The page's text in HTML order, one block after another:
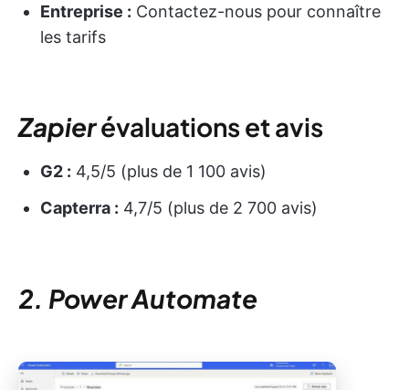
Entreprise : Contactez-nous pour connaître
les tarifs
Zapierévaluations et avis
G2 : 4,5/5 (plus de 1 100 avis)
Capterra : 4,7/5 (plus de 2 700 avis)
2. Power Automate